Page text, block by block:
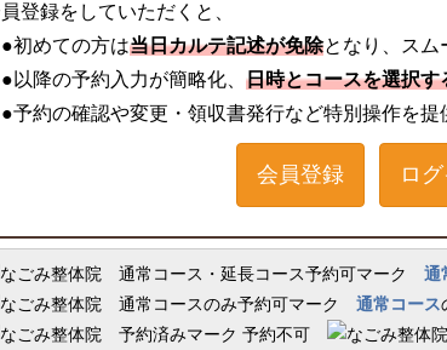
登録をしていただくと、
●初めての方は当日カルテ記述が免除となり、スム
●以降の予約入力が簡略化、 日時とコースを選択す
●予約の確認や変更・領収書発行など特別操作を提
会員登録 ロ
通
通常コース
予約不可